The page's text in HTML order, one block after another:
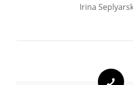
Irina